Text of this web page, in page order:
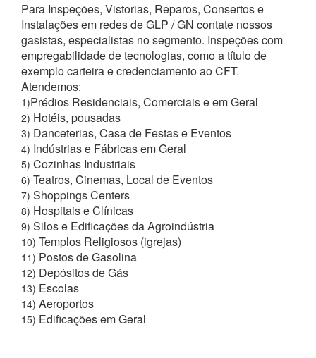
Para Inspeções, Vistorias, Reparos, Consertos e
Instalações em redes de GLP / GN contate nossos
gasistas, especialistas no segmento. Inspeções com
empregabilidade de tecnologias, como a título de
exemplo carteira e credenciamento ao CFT.
Atendemos:
1)Prédios Residenciais, Comerciais e em Geral
2) Hotéis, pousadas
3) Danceterias, Casa de Festas e Eventos
4) Indústrias e Fábricas em Geral
5) Cozinhas Industriais
6) Teatros, Cinemas, Local de Eventos
7) Shoppings Centers
8) Hospitais e Clínicas
9) Silos e Edificações da Agroindústria
10) Templos Religiosos (igrejas)
11) Postos de Gasolina
12) Depósitos de Gás
13) Escolas
14) Aeroportos
15) Edificações em Geral